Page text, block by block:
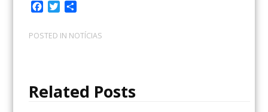
c
e
k
i
t
m
p
i
POSTED IN NOTÍCIAS
Related Posts